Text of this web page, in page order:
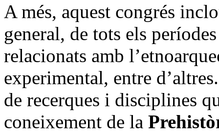
A més, aquest congrés
general, de tots els
relacionats amb
experimental, entre
de recerques i disciplines
coneixement de la